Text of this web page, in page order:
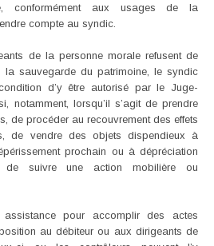
conformément aux usages de la
compte au syndic.
de la personne morale refusent de
la sauvegarde du patrimoine, le syndic
d’y être autorisé par le Juge-
notamment, lorsqu’il s’agit de prendre
de procéder au recouvrement des effets
de vendre des objets dispendieux à
prochain ou à dépréciation
de suivre une action mobilière ou
pour accomplir des actes
au débiteur ou aux dirigeants de